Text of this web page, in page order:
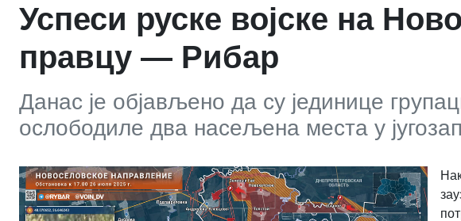
Успеси руске војске на
правцу — Рибар
Данас је објављено да су јединице
ослободиле два насељена места у